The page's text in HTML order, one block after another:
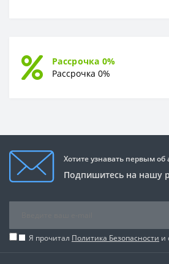
Рассрочка 0%
Рассрочка 0%
Хотите узнавать первым об
Подпишитесь на нашу
Я прочитал Политика Безопасности и